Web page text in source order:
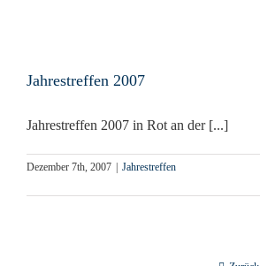
Jahrestreffen 2007
Jahrestreffen 2007 in Rot an der [...]
Dezember 7th, 2007
Jahrestreffen